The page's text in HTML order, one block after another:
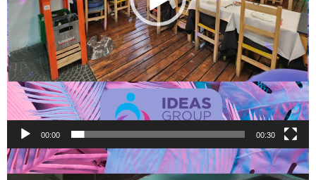
00:00 00:30
Reproductor
de